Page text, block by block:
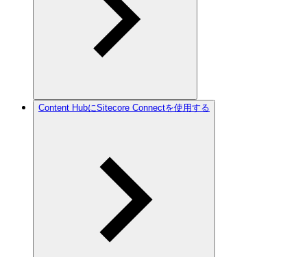
Content HubにSitecore Connectを使用する